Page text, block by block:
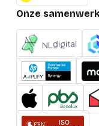
Onze